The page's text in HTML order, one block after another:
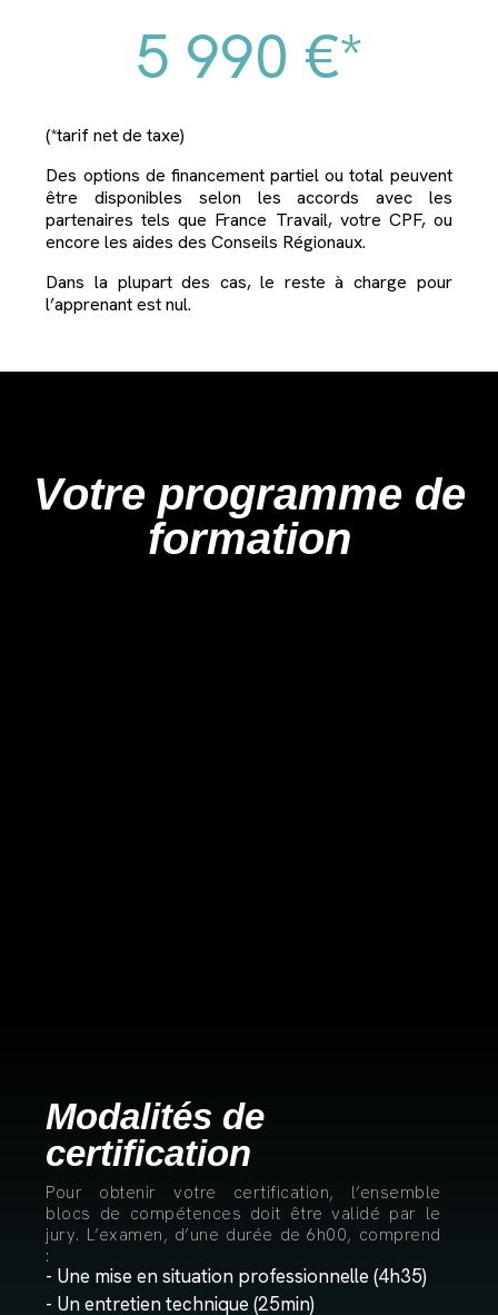
5 990 €*
(*tarif net de taxe)
Des options de financement partiel ou total peuvent
être disponibles selon les accords avec les
partenaires tels que France Travail, votre CPF, ou
encore les aides des Conseils Régionaux.
Dans la plupart des cas, le reste à charge pour
l’apprenant est nul.
Votre programme de
formation
Modalités de
certification
Pour obtenir votre certification, l’ensemble
blocs de compétences doit être validé par le
jury. L’examen, d’une durée de 6h00, comprend
:
- Une mise en situation professionnelle (4h35)
- Un entretien technique (25min)